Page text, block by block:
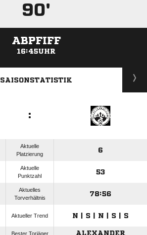
90'
ABPFIFF
16:45UHR
ANZEIGE
SAISONSTATISTIK
:
Aktuelle
Platzierung
6
Aktuelle
Punktzahl
53
Aktuelles
Torverhältnis
78:56
Aktueller Trend N | S | N | S | S
Bester Torjäger ALEXANDER